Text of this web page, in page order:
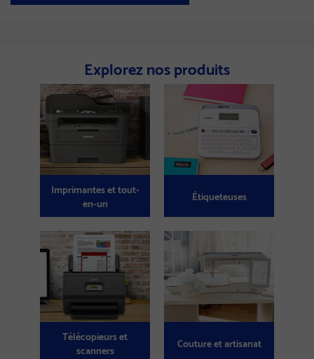
Explorez nos produits
Imprimantes et tout-
en-un
Étiqueteuses
Télécopieurs et
scanners
Couture et artisanat